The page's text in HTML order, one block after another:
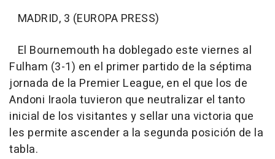
MADRID, 3 (EUROPA PRESS)
El Bournemouth ha doblegado este viernes al
Fulham (3-1) en el primer partido de la séptima
jornada de la Premier League, en el que los de
Andoni Iraola tuvieron que neutralizar el tanto
inicial de los visitantes y sellar una victoria que
les permite ascender a la segunda posición de la
tabla.